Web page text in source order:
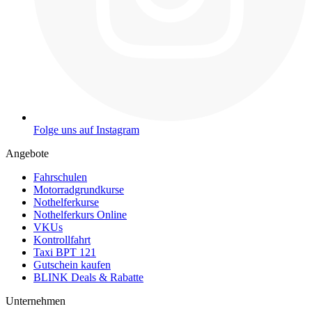
Folge uns auf Instagram
Angebote
Fahrschulen
Motorradgrundkurse
Nothelferkurse
Nothelferkurs Online
VKUs
Kontrollfahrt
Taxi BPT 121
Gutschein kaufen
BLINK Deals & Rabatte
Unternehmen